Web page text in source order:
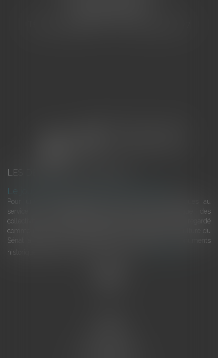
LES DERNIÈRES ACTUALITÉS
Le joug léger des monuments historiques
Pour une gestion patrimoniale des monuments historiques au
service du développement économique et touristique des
collectivités Le monument historique a longtemps été regardé
comme une charge. Le rapport que la commission de la culture du
Sénat a consacré, en juillet 2026, à la gestion des monuments
historiques invite à y voir aussi une ressour...